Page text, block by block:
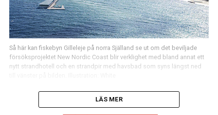
Så här kan fiskebyn Gilleleje på norra Själland se ut om det beviljade
försöksprojektet New Nordic Coast blir verklighet med bland annat ett
nytt strandhotell och en strandpir med havsbad som syns längst ned
LÄS MER